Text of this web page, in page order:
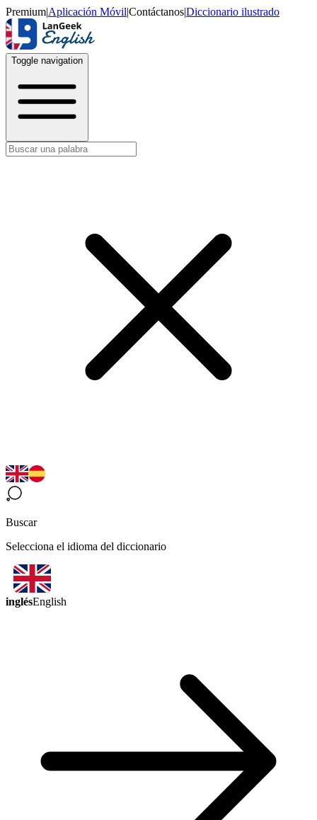
Premium|Aplicación Móvil|Contáctanos|Diccionario ilustrado
Toggle navigation
Buscar
Selecciona el idioma del diccionario
inglésEnglish